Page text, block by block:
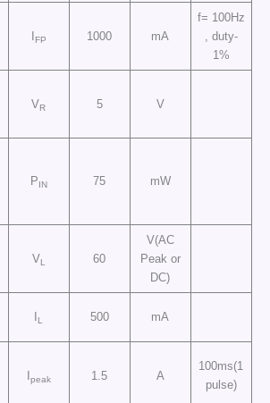
FP 1000 mA
f= 100Hz
, duty-
1%
VR 5 V
PIN 75 mW
VL 60
V(AC
Peak or
DC)
L 500 mA
peak 1.5 A
100ms(1
pulse)